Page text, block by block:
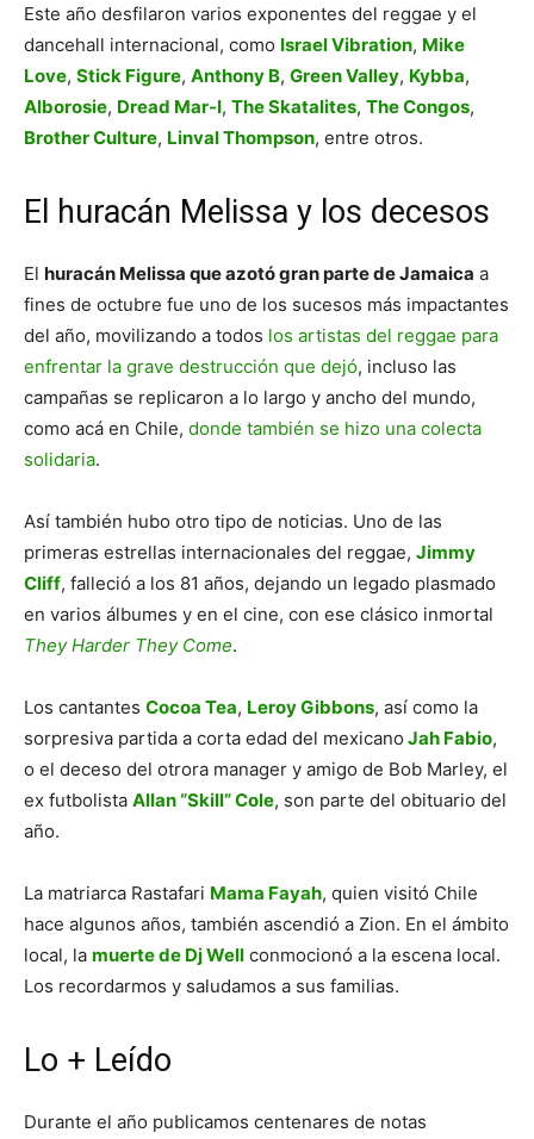
Este año desfilaron varios exponentes del reggae y el
dancehall internacional, como Israel Vibration, Mike
Love, Stick Figure, Anthony B, Green Valley, Kybba,
Alborosie, Dread Mar-I, The Skatalites, The Congos,
Brother Culture, Linval Thompson, entre otros.
El huracán Melissa y los decesos
El huracán Melissa que azotó gran parte de Jamaica a
fines de octubre fue uno de los sucesos más impactantes
del año, movilizando a todos los artistas del reggae para
enfrentar la grave destrucción que dejó, incluso las
campañas se replicaron a lo largo y ancho del mundo,
como acá en Chile, donde también se hizo una colecta
solidaria.
Así también hubo otro tipo de noticias. Uno de las
primeras estrellas internacionales del reggae, Jimmy
Cliff, falleció a los 81 años, dejando un legado plasmado
en varios álbumes y en el cine, con ese clásico inmortal
They Harder They Come.
Los cantantes Cocoa Tea, Leroy Gibbons, así como la
sorpresiva partida a corta edad del mexicano Jah Fabio,
o el deceso del otrora manager y amigo de Bob Marley, el
ex futbolista Allan “Skill” Cole, son parte del obituario del
año.
La matriarca Rastafari Mama Fayah, quien visitó Chile
hace algunos años, también ascendió a Zion. En el ámbito
local, la muerte de Dj Well conmocionó a la escena local.
Los recordarmos y saludamos a sus familias.
Lo + Leído
Durante el año publicamos centenares de notas